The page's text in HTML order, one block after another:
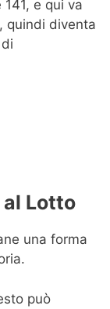
e qui va
quindi diventa
Lotto
una forma
può